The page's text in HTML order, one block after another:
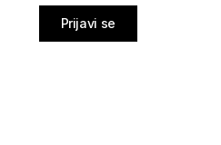
Prijavi se